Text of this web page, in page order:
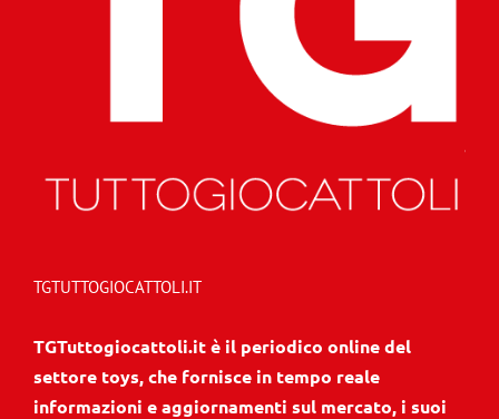
TGTUTTOGIOCATTOLI.IT
TGTuttogiocattoli.it è il periodico online del
settore toys, che fornisce in tempo reale
informazioni e aggiornamenti sul mercato, i suoi